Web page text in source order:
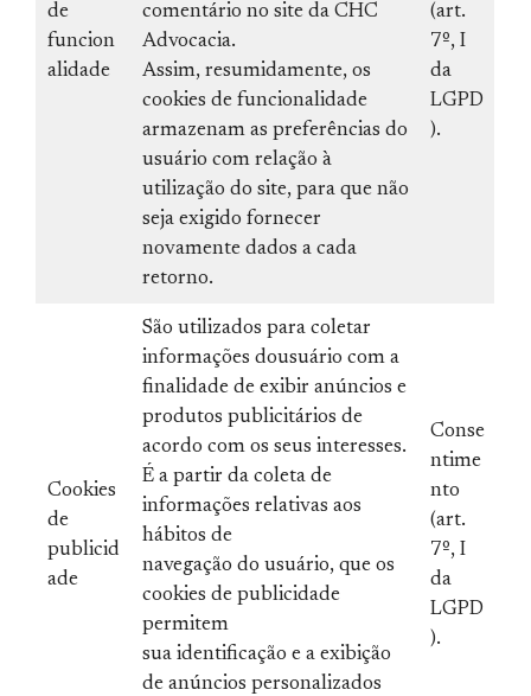
de
funcion
alidade
comentário no site da CHC
Advocacia.
Assim, resumidamente, os
cookies de funcionalidade
armazenam as preferências do
usuário com relação à
utilização do site, para que não
seja exigido fornecer
novamente dados a cada
retorno.
(art.
7º, I
da
LGPD
).
Cookies
de
publicid
ade
São utilizados para coletar
informações dousuário com a
finalidade de exibir anúncios e
produtos publicitários de
acordo com os seus interesses.
É a partir da coleta de
informações relativas aos
hábitos de
navegação do usuário, que os
cookies de publicidade
permitem
sua identificação e a exibição
de anúncios personalizados
Conse
ntime
nto
(art.
7º, I
da
LGPD
).